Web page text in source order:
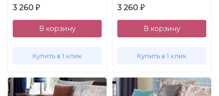
3 260 ₽
В корзину
Купить в 1 клик
3 260 ₽
В корзину
Купить в 1 клик